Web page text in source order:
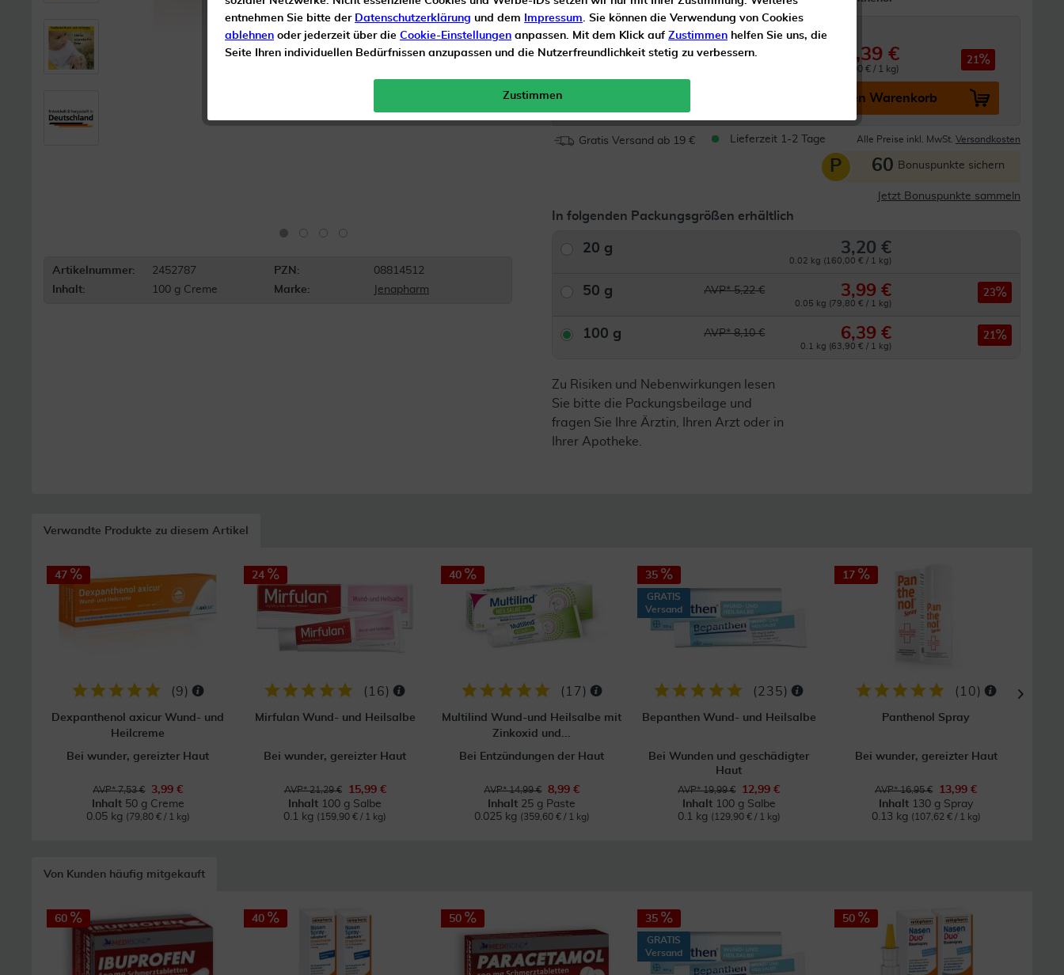
Artikelnummer: 2452787 PZN:
08814512
Inhalt:
100 g Creme Marke: Jenapharm
Inhalt100 g Creme
AVP* 8,10 € 6,39 €
0.1 kg (63,90 € / 1 kg)
21
In den Warenkorb
Gratis Versand ab 19 € Lieferzeit 1-2 Tage Alle Preise inkl. MwSt. Versandkosten
P 60 Bonuspunkte sichern
Jetzt Bonuspunkte sammeln
In folgenden Packungsgrößen erhältlich
20 g 3,20 €
0.02 kg (160,00 € / 1 kg)
50 g AVP* 5,22 € 3,99 €
0.05 kg (79,80 € / 1 kg)
23
100 g AVP* 8,10 € 6,39 €
0.1 kg (63,90 € / 1 kg)
21
Zu Risiken und Nebenwirkungen lesen
Sie bitte die Packungsbeilage und
fragen Sie Ihre Ärztin, Ihren Arzt oder in
Ihrer Apotheke.
Verwandte Produkte zu diesem Artikel
47
(9)
Dexpanthenol axicur Wund- und
Heilcreme
Bei wunder, gereizter Haut
AVP* 7,53 €
3,99 €
Inhalt 50 g Creme
0.05 kg (79,80 € / 1 kg)
24
( 16)
Mirfulan Wund- und Heilsalbe
Bei wunder, gereizter Haut
AVP* 21,29 €
15,99 €
Inhalt 100 g Salbe
0.1 kg (159,90 € / 1 kg)
40
( 17 )
Multilind Wund-und Heilsalbe mit
Zinkoxid und...
Bei Entzündungen der Haut
AVP* 14,99 €
8,99 €
Inhalt 25 g Paste
0.025 kg (359,60 € / 1 kg)
35
GRATIS
Versand
(235)
Bepanthen Wund- und Heilsalbe
Bei Wunden und geschädigter
Haut
AVP* 19,99 €
12,99 €
Inhalt 100 g Salbe
0.1 kg (129,90 € / 1 kg)
17
( 10)
Panthenol Spray
Bei wunder, gereizter Haut
AVP* 16,95 €
13,99 €
Inhalt 130 g Spray
0.13 kg (107,62 € / 1 kg)
Von Kunden häufig mitgekauft
60 40 50 35
GRATIS
Versand
50
entnehmen Sie bitte der Datenschutzerklärung und dem Impressum. Sie können die Verwendung von Cookies
ablehnen oder jederzeit über die Cookie-Einstellungen anpassen. Mit dem Klick auf Zustimmen helfen Sie uns, die
Seite Ihren individuellen Bedürfnissen anzupassen und die Nutzerfreundlichkeit stetig zu verbessern.
Zustimmen